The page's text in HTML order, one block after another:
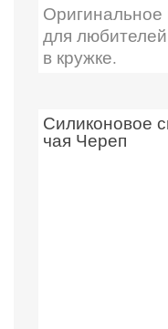
для
в кружке.
Силиконовое
чая Череп